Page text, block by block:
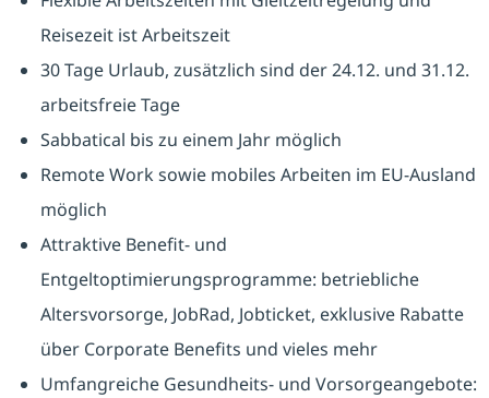
Reisezeit ist Arbeitszeit
30 Tage Urlaub, zusätzlich sind der 24.12. und 31.12.
arbeitsfreie Tage
Sabbatical bis zu einem Jahr möglich
Remote Work sowie mobiles Arbeiten im EU-Ausland
möglich
Attraktive Benefit- und
Entgeltoptimierungsprogramme: betriebliche
Altersvorsorge, JobRad, Jobticket, exklusive Rabatte
über Corporate Benefits und vieles mehr
Umfangreiche Gesundheits- und Vorsorgeangebote: